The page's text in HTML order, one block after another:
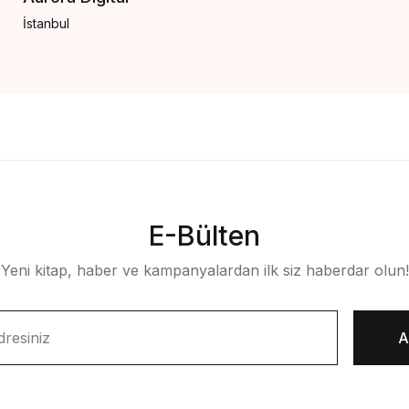
İstanbul
E-Bülten
Yeni kitap, haber ve kampanyalardan ilk siz haberdar olun!